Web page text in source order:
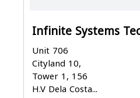
Infinite Systems
Unit 706
Cityland 10,
Tower 1, 156
H.V Dela Costa...